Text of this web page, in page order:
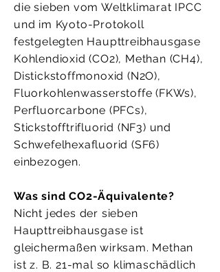
die sieben vom Weltklimarat IPCC
und im Kyoto-Protokoll
festgelegten Haupttreibhausgase
Kohlendioxid (CO2), Methan (CH4),
Distickstoffmonoxid (N2O),
Fluorkohlenwasserstoffe (FKWs),
Perfluorcarbone (PFCs),
Stickstofftrifluorid (NF3) und
Schwefelhexafluorid (SF6)
einbezogen.
Was sind CO2-Äquivalente?
Nicht jedes der sieben
Haupttreibhausgase ist
gleichermaßen wirksam. Methan
ist z. B. 21-mal so klimaschädlich